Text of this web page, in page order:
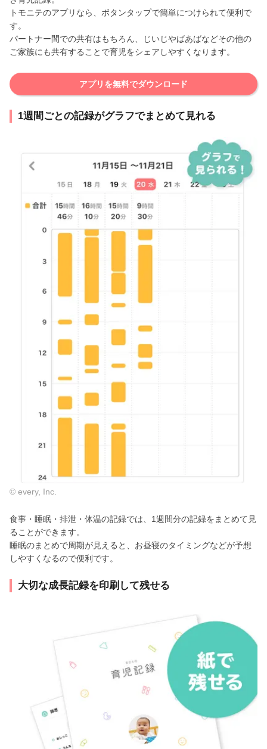
トモニテのアプリなら、ボタンタップで簡単につけられて便利で
す。
パートナー間での共有はもちろん、じいじやばあばなどその他の
ご家族にも共有することで育児をシェアしやすくなります。
アプリを無料でダウンロード
1週間ごとの記録がグラフでまとめて見れる
© every, Inc.
食事・睡眠・排泄・体温の記録では、1週間分の記録をまとめて見
ることができます。
睡眠のまとめで周期が見えると、お昼寝のタイミングなどが予想
しやすくなるので便利です。
大切な成長記録を印刷して残せる